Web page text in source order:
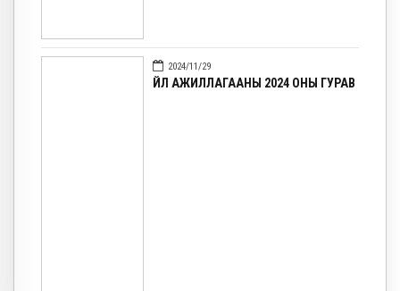
2024/11/29
ҮЙЛ АЖИЛЛАГААНЫ 2024 ОНЫ ГУРАВ